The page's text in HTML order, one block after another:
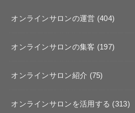
オンラインサロンの運営 (404)
オンラインサロンの集客 (197)
オンラインサロン紹介 (75)
オンラインサロンを活用する (313)